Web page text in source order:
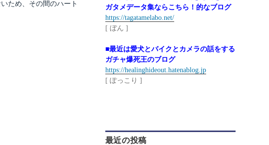
ため、その間のハート
ガタメデータ集ならこちら！的なブログ
https://tagatamelabo.net/
[ ぼん ]
■最近は愛犬とバイクとカメラの話をする
ガチャ爆死王のブログ
https://healinghideout.hatenablog.jp
[ ぽっこり ]
最近の投稿